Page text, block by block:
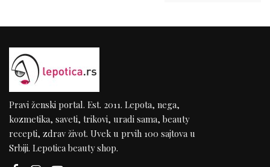
Pravi ženski portal. Est. 2011. Lepota, nega,
kozmetika, saveti, trikovi, uradi sama, beauty
recepti, zdrav život. Uvek u prvih 100 sajtova u
Srbiji. Lepotica beauty shop.